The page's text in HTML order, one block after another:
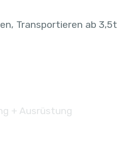
Transportieren ab 3,5t
+ Ausrüstung